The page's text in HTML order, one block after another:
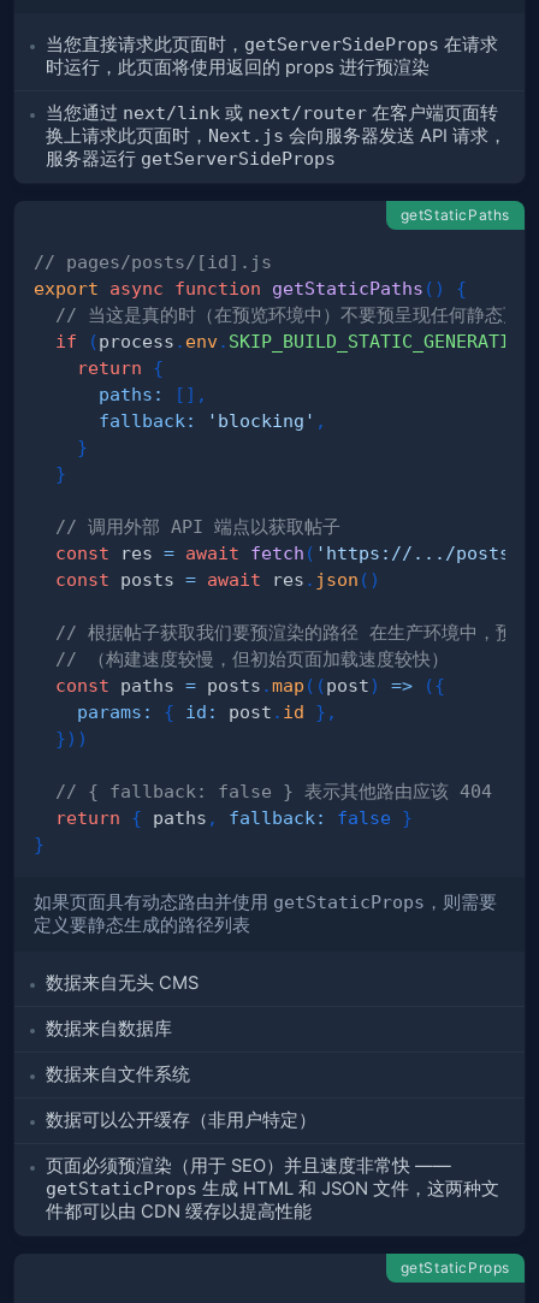
当您直接请求此页面时， getServerSideProps 在请求
时运行，此页面将使用返回的 props 进行预渲染
当您通过 next/link 或 next/router 在客户端页面转
换上请求此页面时， Next.js 会向服务器发送 API 请求，
服务器运行 getServerSideProps
getStaticPaths
// pages/posts/[id].js
export
async function getStaticPaths ( )
{
// 当这是真的时（在预览环境中）不要预呈现任何静态页
if
(process . env. SKIP_BUILD_STATIC_GENERATION
return
{
paths : [ ] ,
fallback : 'blocking' ,
}
}
// 调用外部 API 端点以获取帖子
const res = await fetch ( 'https://.../posts'
const posts = await res . json ( )
// 根据帖子获取我们要预渲染的路径 在生产环境中，预渲
// （构建速度较慢，但初始页面加载速度较快）
const paths = posts .map ( (post) => ({
params : { id : post . id } ,
}) )
// { fallback: false } 表示其他路由应该 404
return
{ paths , fallback : false
}
}
如果页面具有动态路由并使用 getStaticProps ，则需要
定义要静态生成的路径列表
数据来自无头 CMS
数据来自数据库
数据来自文件系统
数据可以公开缓存（非用户特定）
页面必须预渲染（用于 SEO）并且速度非常快 ——
getStaticProps 生成 HTML 和 JSON 文件，这两种文
件都可以由 CDN 缓存以提高性能
getStaticProps